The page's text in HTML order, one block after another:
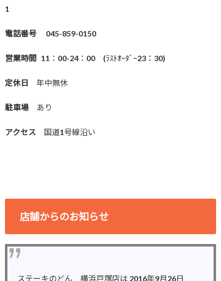
1
電話番号 045-859-0150
営業時間 11：00-24：00 (ﾗｽﾄｵｰﾀﾞｰ23：30)
定休日 年中無休
駐車場 あり
アクセス 国道1号線沿い
店舗からのお知らせ
ステーキのどん 横浜戸塚店は 2016年9月26日